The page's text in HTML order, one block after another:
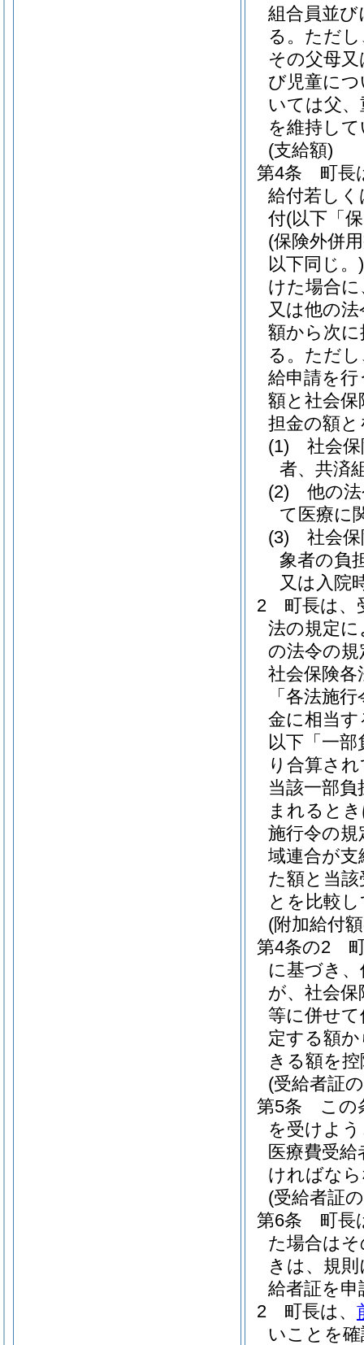
組合員並
る。 ただ
その父母
び児童に
いては父
を維持し
(支給額)
第4条
町長
給付若しく
付(以下「
(保険外併
以下同じ。)
けた場合
又は他の
額から次
る。 ただ
給申請を
額と社会保
担金の額
(1)
社会
者、共済
(2)
他の
て医療に
(3)
社会
象者の負
又は入院
2
町長は、
法の規定
の法令の
社会保険各
「各法施
金に相当
以下「一
り合算さ
当該一部
まれると
施行令の規
域連合が
た額と当
とを比較
(附加給付
第4条の2
に基づき
が、社会
等に併せ
定する額
きる額を
(受給者証
第5条
この
を受けよ
医療費受給
ければな
(受給者証
第6条
町長
た場合は
きは、規
給者証を
2
町長は、
いことを